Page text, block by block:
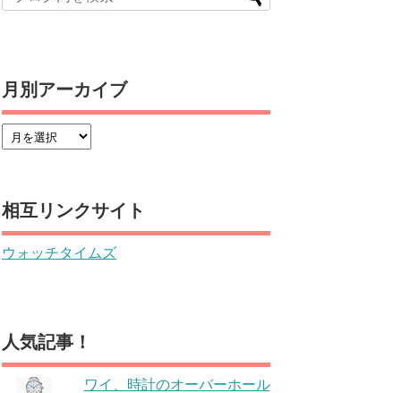
月別アーカイブ
相互リンクサイト
ウォッチタイムズ
人気記事！
ワイ、時計のオーバーホール